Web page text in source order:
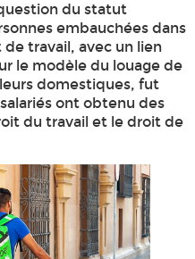
du statut
embauchées dans
travail, avec un lien
le modèle du louage de
domestiques, fut
ont obtenu des
du travail et le droit de